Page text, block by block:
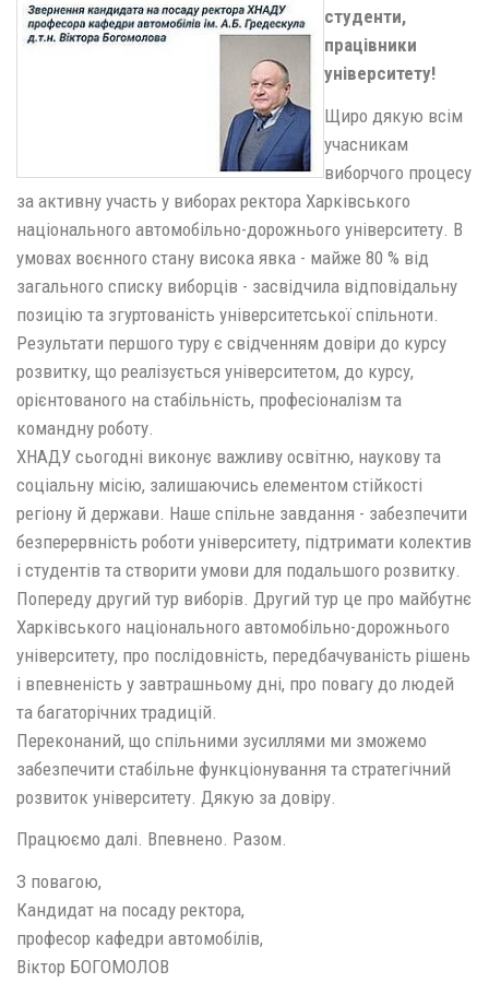
студенти,
працівники
університету!
Щиро дякую всім
учасникам
виборчого процесу
за активну участь у виборах ректора Харківського
національного автомобільно-дорожнього університету. В
умовах воєнного стану висока явка - майже 80 % від
загального списку виборців - засвідчила відповідальну
позицію та згуртованість університетської спільноти.
Результати першого туру є свідченням довіри до курсу
розвитку, що реалізується університетом, до курсу,
орієнтованого на стабільність, професіоналізм та
командну роботу.
ХНАДУ сьогодні виконує важливу освітню, наукову та
соціальну місію, залишаючись елементом стійкості
регіону й держави. Наше спільне завдання - забезпечити
безперервність роботи університету, підтримати колектив
і студентів та створити умови для подальшого розвитку.
Попереду другий тур виборів. Другий тур це про майбутнє
Харківського національного автомобільно-дорожнього
університету, про послідовність, передбачуваність рішень
і впевненість у завтрашньому дні, про повагу до людей
та багаторічних традицій.
Переконаний, що спільними зусиллями ми зможемо
забезпечити стабільне функціонування та стратегічний
розвиток університету. Дякую за довіру.
Працюємо далі. Впевнено. Разом.
З повагою,
Кандидат на посаду ректора,
професор кафедри автомобілів,
Віктор БОГОМОЛОВ